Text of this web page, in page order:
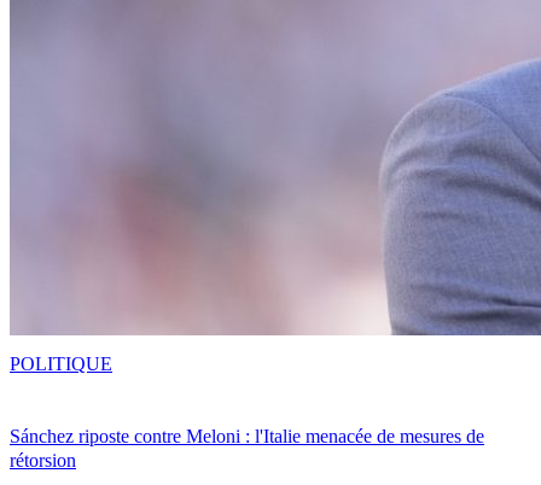
Sánchez riposte contre Meloni : l'Italie menacée de mesures de
rétorsion
POLITIQUE